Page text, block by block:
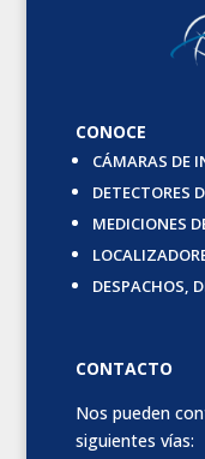
CONOCE
CÁMARAS DE
DETECTORES
MEDICIONES
DESPACHOS,
CONTACTO
Nos pueden
siguientes vías: